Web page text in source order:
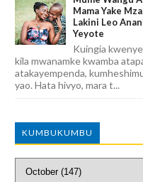
Mama Yake
Lakini Leo
Yeyote
Kuingia
kila mwanamke kwamba
atakayempenda,
yao. Hata hivyo, mara t...
KUMBUKUMBU